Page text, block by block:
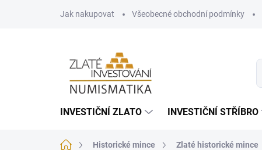
Jak nakupovat Všeobecné obchodní podmínky
INVESTIČNÍ ZLATO INVESTIČNÍ STŘÍBRO
Domů Historické mince Zlaté historické mince